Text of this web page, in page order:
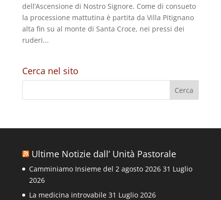
dell’Ascensione di Nostro Signore. Come di consueto
la processione mattutina è partita da Villa Pitignano
alta fin su al monte di Santa Croce, nei pressi dei
ruderi...
Cerca nel sito
Ultime Notizie dall’ Unità Pastorale
Camminiamo Insieme del 2 agosto 2026 31 Luglio
2026
La medicina introvabile 31 Luglio 2026